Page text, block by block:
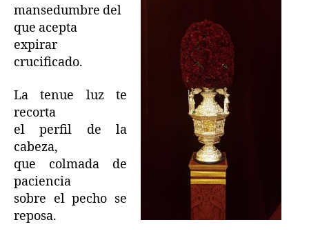
mansedumbre del
que acepta
expirar
crucificado.
La tenue luz te
recorta
el perfil de la
cabeza,
que colmada de
paciencia
sobre el pecho se
reposa.